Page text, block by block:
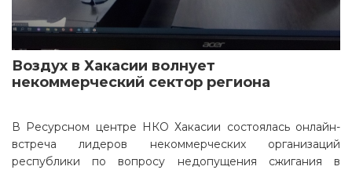
Воздух в Хакасии волнует
некоммерческий сектор региона
В Ресурсном центре НКО Хакасии состоялась онлайн-
встреча лидеров некоммерческих организаций
республики по вопросу недопущения сжигания в